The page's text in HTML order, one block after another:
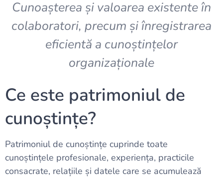
Cunoașterea și valoarea existente în
colaboratori, precum și înregistrarea
eficientă a cunoștințelor
organizaționale
Ce este patrimoniul de
cunoștințe?
Patrimoniul de cunoștințe cuprinde toate
cunoștințele profesionale, experiența, practicile
consacrate, relațiile și datele care se acumulează